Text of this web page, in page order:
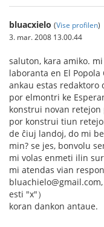
bluacxielo (Vise profilen)
3. mar. 2008 13.00.44
saluton, kara amiko.
laboranta en El
ankau estas
por elmontri ke
konstrui novan retejon
por konstrui tiun
de ĉiuj landoj, do mi
min? se jes, bonvolu
mi volas enmeti ilin
mi atendas vian
esti "x"）
koran dankon antaue.